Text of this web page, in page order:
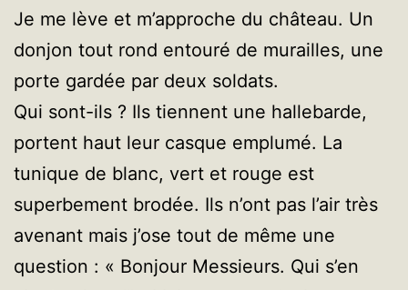
Je me lève et m’approche du château. Un
donjon tout rond entouré de murailles, une
porte gardée par deux soldats.
Qui sont-ils ? Ils tiennent une hallebarde,
portent haut leur casque emplumé. La
tunique de blanc, vert et rouge est
superbement brodée. Ils n’ont pas l’air très
avenant mais j’ose tout de même une
question : « Bonjour Messieurs. Qui s’en